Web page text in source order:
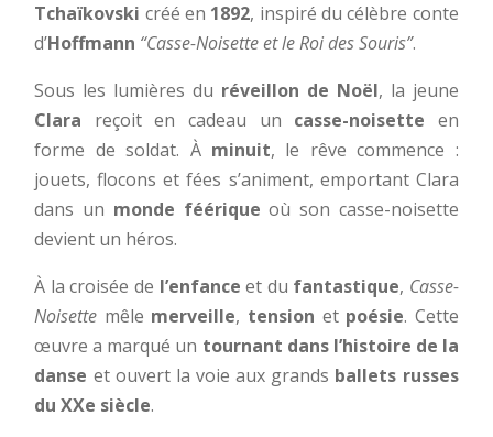
Tchaïkovski créé en 1892, inspiré du célèbre conte
d’Hoffmann “Casse-Noisette et le Roi des Souris”.
Sous les lumières du réveillon de Noël, la jeune
Clara reçoit en cadeau un casse-noisette en
forme de soldat. À minuit, le rêve commence :
jouets, flocons et fées s’animent, emportant Clara
dans un monde féérique où son casse-noisette
devient un héros.
À la croisée de l’enfance et du fantastique, Casse-
Noisette mêle merveille, tension et poésie. Cette
œuvre a marqué un tournant dans l’histoire de la
danse et ouvert la voie aux grands ballets russes
du XXe siècle.